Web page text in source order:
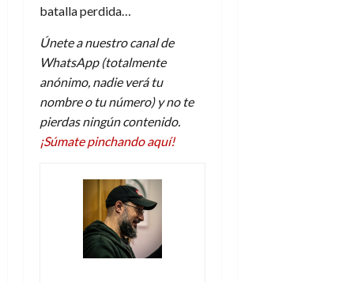
batalla perdida…
Únete a nuestro canal de
WhatsApp (totalmente
anónimo, nadie verá tu
nombre o tu número) y no te
pierdas ningún contenido.
¡Súmate pinchando aquí!